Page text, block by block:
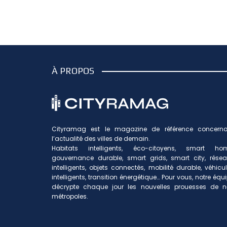
À PROPOS
Cityramag est le magazine de référence
l’actualité des villes de demain.
Habitats intelligents, éco-citoyens, smart
gouvernance durable, smart grids, smart city,
intelligents, objets connectés, mobilité durable,
intelligents, transition énergétique… Pour vous, notre
décrypte chaque jour les nouvelles prouesses de
métropoles.